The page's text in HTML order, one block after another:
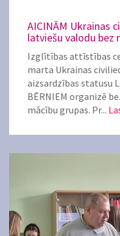
AICINĀM Ukrainas
latviešu valodu bez
Izglītības attīstības
marta Ukrainas
aizsardzības statusu
BĒRNIEM organizē
mācību grupas. Pr...